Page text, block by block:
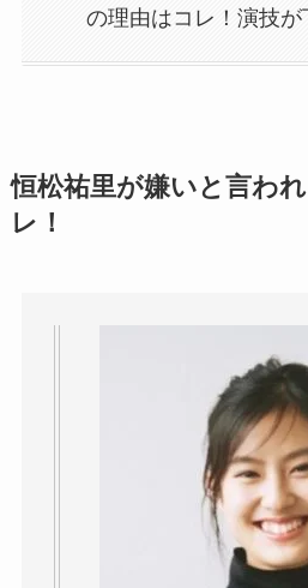
の理由はコレ！演技が
恒松祐里が嫌いと言わ
レ！